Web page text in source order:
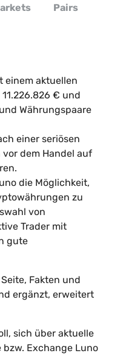
Pairs
einem aktuellen
11.226.826 € und
Währungspaare
einer seriösen
dem Handel auf
die Möglichkeit,
zu
von
Trader mit
gute
Fakten und
ergänzt, erweitert
sich über aktuelle
Exchange Luno